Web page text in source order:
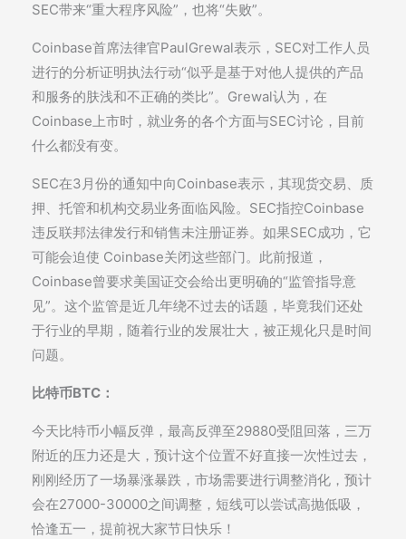
SEC带来“重大程序风险”，也将“失败”。
Coinbase首席法律官PaulGrewal表示，SEC对工作人员
进行的分析证明执法行动“似乎是基于对他人提供的产品
和服务的肤浅和不正确的类比”。Grewal认为，在
Coinbase上市时，就业务的各个方面与SEC讨论，目前
什么都没有变。
SEC在3月份的通知中向Coinbase表示，其现货交易、质
押、托管和机构交易业务面临风险。SEC指控Coinbase
违反联邦法律发行和销售未注册证券。如果SEC成功，它
可能会迫使 Coinbase关闭这些部门。此前报道，
Coinbase曾要求美国证交会给出更明确的“监管指导意
见”。这个监管是近几年绕不过去的话题，毕竟我们还处
于行业的早期，随着行业的发展壮大，被正规化只是时间
问题。
比特币BTC：
今天比特币小幅反弹，最高反弹至29880受阻回落，三万
附近的压力还是大，预计这个位置不好直接一次性过去，
刚刚经历了一场暴涨暴跌，市场需要进行调整消化，预计
会在27000-30000之间调整，短线可以尝试高抛低吸，
恰逢五一，提前祝大家节日快乐！